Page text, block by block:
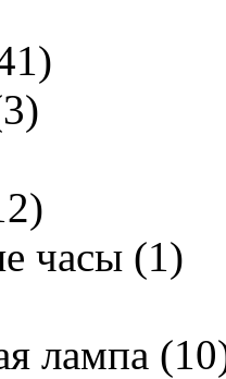
)
3)
)
часы (1)
лампа (10